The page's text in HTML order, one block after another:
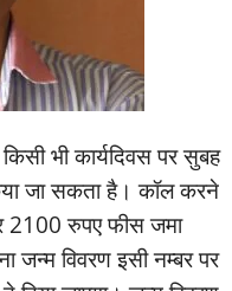
भी कार्यदिवस पर सुबह
जा सकता है। कॉल करने
2100 रुपए फीस जमा
विवरण इसी नम्‍बर पर